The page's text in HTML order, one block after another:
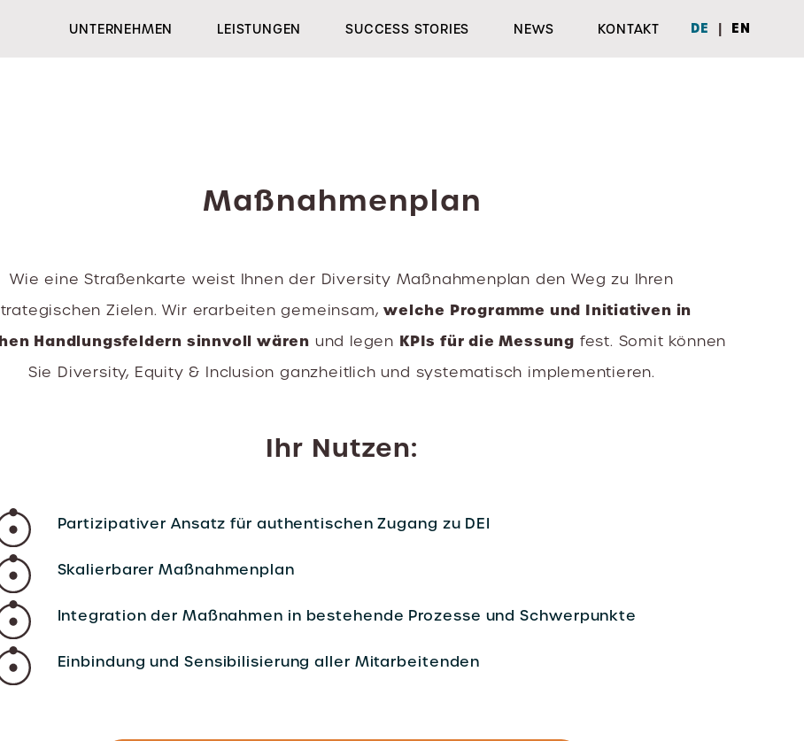
UNTERNEHMEN LEISTUNGEN SUCCESS STORIES NEWS KONTAKT DE | EN
Maßnahmenplan
Wie eine Straßenkarte weist Ihnen der Diversity Maßnahmenplan den Weg zu Ihren
Zielen. Wir erarbeiten gemeinsam,welche Programme und Initiativen in
Handlungsfeldern sinnvoll wären und legen KPIs für die Messung fest. Somit können
Sie Diversity, Equity & Inclusion ganzheitlich und systematisch implementieren.
Ihr Nutzen:
Partizipativer Ansatz für authentischen Zugang zu DEI
Skalierbarer Maßnahmenplan
Integration der Maßnahmen in bestehende Prozesse und Schwerpunkte
Einbindung und Sensibilisierung aller Mitarbeitenden